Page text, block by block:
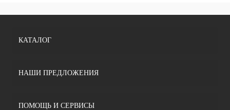
КАТАЛОГ
НАШИ ПРЕДЛОЖЕНИЯ
ПОМОЩЬ И СЕРВИСЫ